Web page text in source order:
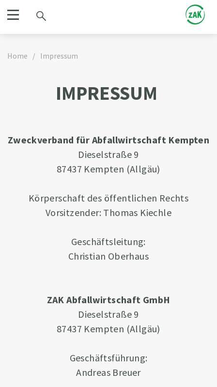
Home / Impressum
IMPRESSUM
Zweckverband für Abfallwirtschaft Kempten
Dieselstraße 9
87437 Kempten (Allgäu)
Körperschaft des öffentlichen Rechts
Vorsitzender: Thomas Kiechle
Geschäftsleitung:
Christian Oberhaus
ZAK Abfallwirtschaft GmbH
Dieselstraße 9
87437 Kempten (Allgäu)
Geschäftsführung:
Andreas Breuer